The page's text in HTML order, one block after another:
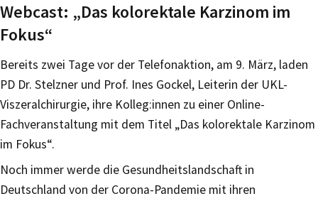
Webcast: „Das kolorektale Karzinom im
Fokus“
Bereits zwei Tage vor der Telefonaktion, am 9. März, laden
PD Dr. Stelzner und Prof. Ines Gockel, Leiterin der UKL-
Viszeralchirurgie, ihre Kolleg:innen zu einer Online-
Fachveranstaltung mit dem Titel „Das kolorektale Karzinom
im Fokus“.
Noch immer werde die Gesundheitslandschaft in
Deutschland von der Corona-Pandemie mit ihren